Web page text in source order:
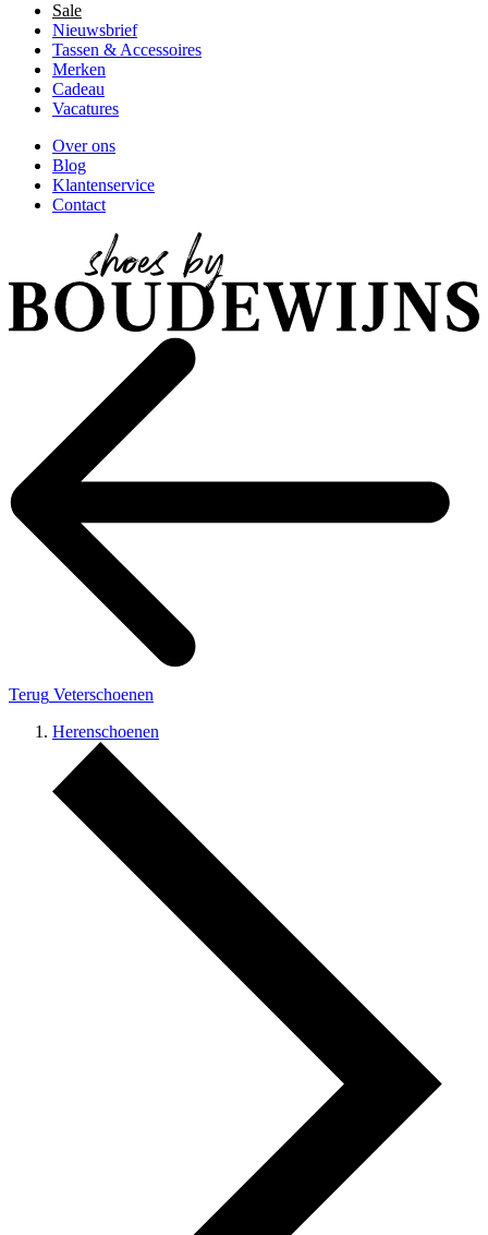
Sale
Nieuwsbrief
Tassen & Accessoires
Merken
Cadeau
Vacatures
Over ons
Blog
Klantenservice
Contact
Terug Veterschoenen
Herenschoenen